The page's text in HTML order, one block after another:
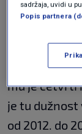
Janez Janša
mu je četvrti
je tu dužnost
od 2012. do
sadržaja, uvidi u
Popis partnera